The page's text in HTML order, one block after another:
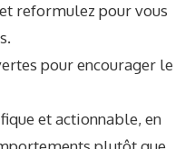
reformulez pour vous
pour encourager le
et actionnable, en